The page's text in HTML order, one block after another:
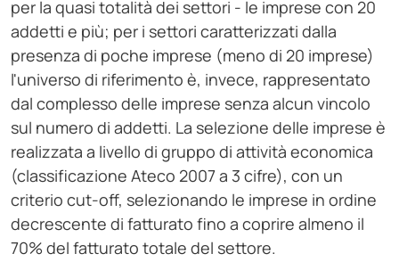
per la quasi totalità dei settori - le imprese con 20
addetti e più; per i settori caratterizzati dalla
presenza di poche imprese (meno di 20 imprese)
l'universo di riferimento è, invece, rappresentato
dal complesso delle imprese senza alcun vincolo
sul numero di addetti. La selezione delle imprese è
realizzata a livello di gruppo di attività economica
(classificazione Ateco 2007 a 3 cifre), con un
criterio cut-off, selezionando le imprese in ordine
decrescente di fatturato fino a coprire almeno il
70% del fatturato totale del settore.